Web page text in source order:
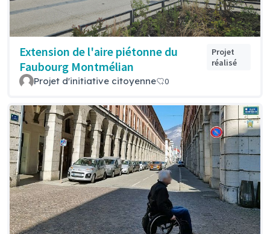
Extension de l'aire piétonne du
Faubourg Montmélian
Projet
réalisé
Projet d'initiative citoyenne 0